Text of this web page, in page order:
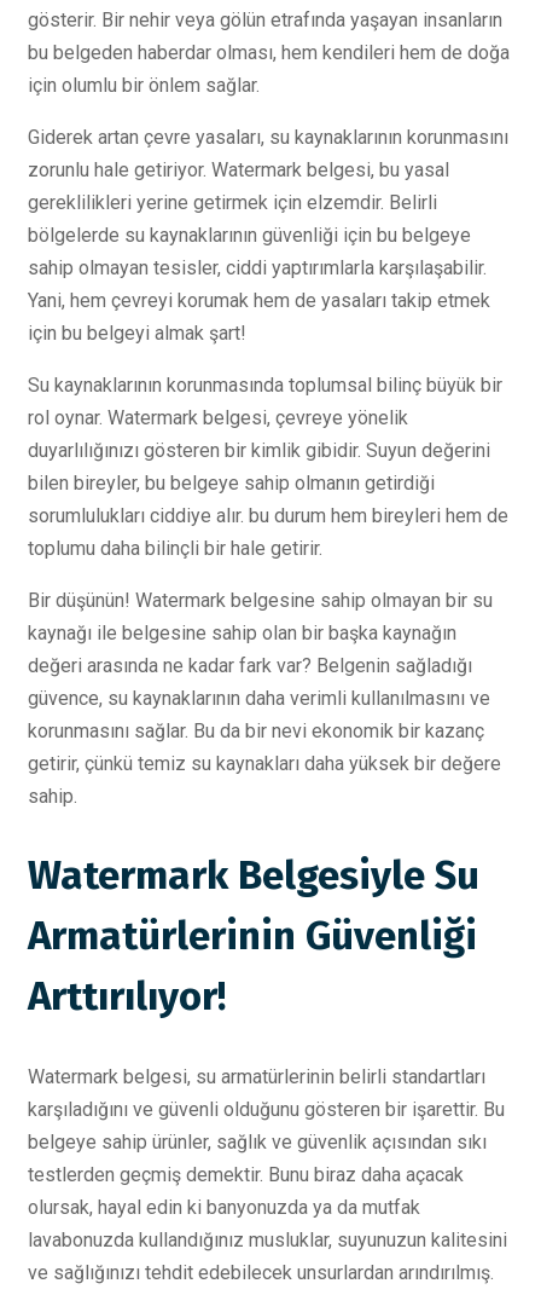
gösterir. Bir nehir veya gölün etrafında yaşayan insanların
bu belgeden haberdar olması, hem kendileri hem de doğa
için olumlu bir önlem sağlar.
Giderek artan çevre yasaları, su kaynaklarının korunmasını
zorunlu hale getiriyor. Watermark belgesi, bu yasal
gereklilikleri yerine getirmek için elzemdir. Belirli
bölgelerde su kaynaklarının güvenliği için bu belgeye
sahip olmayan tesisler, ciddi yaptırımlarla karşılaşabilir.
Yani, hem çevreyi korumak hem de yasaları takip etmek
için bu belgeyi almak şart!
Su kaynaklarının korunmasında toplumsal bilinç büyük bir
rol oynar. Watermark belgesi, çevreye yönelik
duyarlılığınızı gösteren bir kimlik gibidir. Suyun değerini
bilen bireyler, bu belgeye sahip olmanın getirdiği
sorumlulukları ciddiye alır. bu durum hem bireyleri hem de
toplumu daha bilinçli bir hale getirir.
Bir düşünün! Watermark belgesine sahip olmayan bir su
kaynağı ile belgesine sahip olan bir başka kaynağın
değeri arasında ne kadar fark var? Belgenin sağladığı
güvence, su kaynaklarının daha verimli kullanılmasını ve
korunmasını sağlar. Bu da bir nevi ekonomik bir kazanç
getirir, çünkü temiz su kaynakları daha yüksek bir değere
sahip.
Watermark Belgesiyle Su
Armatürlerinin Güvenliği
Arttırılıyor!
Watermark belgesi, su armatürlerinin belirli standartları
karşıladığını ve güvenli olduğunu gösteren bir işarettir. Bu
belgeye sahip ürünler, sağlık ve güvenlik açısından sıkı
testlerden geçmiş demektir. Bunu biraz daha açacak
olursak, hayal edin ki banyonuzda ya da mutfak
lavabonuzda kullandığınız musluklar, suyunuzun kalitesini
ve sağlığınızı tehdit edebilecek unsurlardan arındırılmış.